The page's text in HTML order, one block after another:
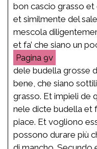
bon cascio grasso
et similmente del
mescola
et fa’ che siano un
9v
dele budella grosse
bene, che siano
grasso. Et impieli de
nele dicte budella et
piace. Et vogliono
possono durare più